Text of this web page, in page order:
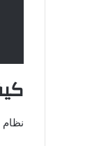
نظام